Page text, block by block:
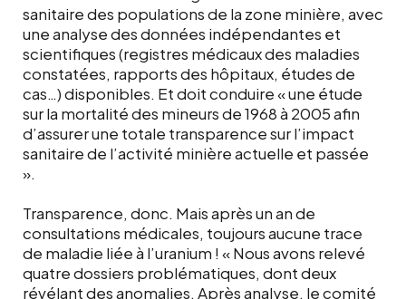
sanitaire des populations de la zone minière, avec
une analyse des données indépendantes et
scientifiques (registres médicaux des maladies
constatées, rapports des hôpitaux, études de
cas…) disponibles. Et doit conduire « une étude
sur la mortalité des mineurs de 1968 à 2005 afin
d’assurer une totale transparence sur l’impact
sanitaire de l’activité minière actuelle et passée
».
Transparence, donc. Mais après un an de
consultations médicales, toujours aucune trace
de maladie liée à l’uranium ! « Nous avons relevé
quatre dossiers problématiques, dont deux
révélant des anomalies. Après analyse, le comité